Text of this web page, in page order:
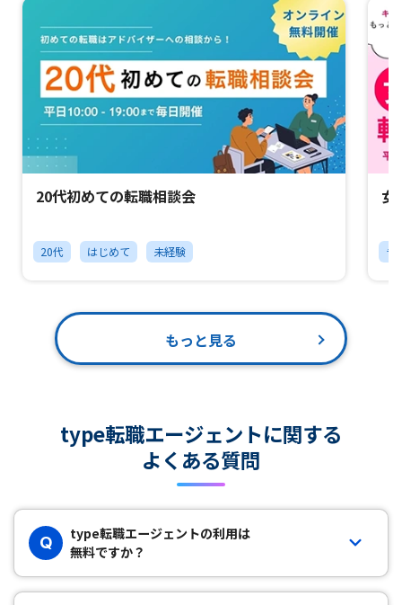
20代初めての転職相談会
20代 はじめて 未経験
女
チ
もっと見る
type転職エージェントに関する
よくある質問
Q
type転職エージェントの利用は
無料ですか？